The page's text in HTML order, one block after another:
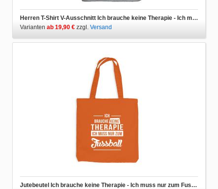
Herren T-Shirt V-Ausschnitt Ich brauche keine Therapie - Ich muss nur zum Fussball
Varianten ab 19,90 € zzgl. Versand
Jutebeutel Ich brauche keine Therapie - Ich muss nur zum Fussball